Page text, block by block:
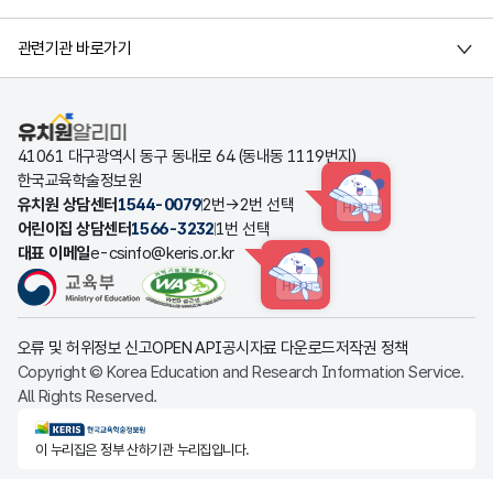
관련기관 바로가기
유치원알리미
41061 대구광역시 동구 동내로 64 (동내동 1119번지)
한국교육학술정보원
유치원 상담센터 1544-00792번→2번 선택 HINT
어린이집 상담센터1566-32321번 선택
대표 이메일e-csinfo@keris.or.kr
HINT
오류 및 허위정보 신고OPEN API공시자료 다운로드저작권 정책
Copyright © Korea Education and Research Information Service.
All Rights Reserved.
KERIS한국교육학술정보원
이 누리집은 정부 산하기관 누리집입니다.